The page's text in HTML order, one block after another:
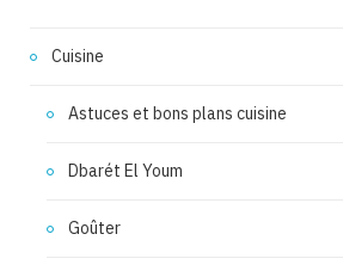
Cuisine
Astuces et bons plans cuisine
Dbarét El Youm
Goûter